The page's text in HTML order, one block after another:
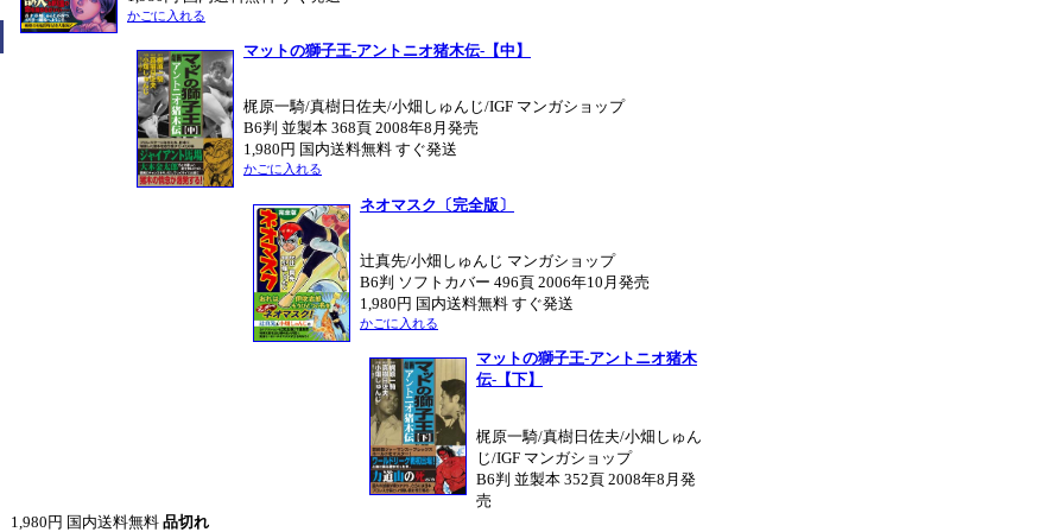
かごに入れる
マットの獅子王‐アントニオ猪木伝‐【中】
梶原一騎/真樹日佐夫/小畑しゅんじ/IGF マンガショップ
B6判 並製本 368頁 2008年8月発売
1,980円 国内送料無料 すぐ発送
かごに入れる
ネオマスク〔完全版〕
辻真先/小畑しゅんじ マンガショップ
B6判 ソフトカバー 496頁 2006年10月発売
1,980円 国内送料無料 すぐ発送
かごに入れる
マットの獅子王‐アントニオ猪木
伝‐【下】
梶原一騎/真樹日佐夫/小畑しゅん
じ/IGF マンガショップ
B6判 並製本 352頁 2008年8月発
売
1,980円 国内送料無料 品切れ